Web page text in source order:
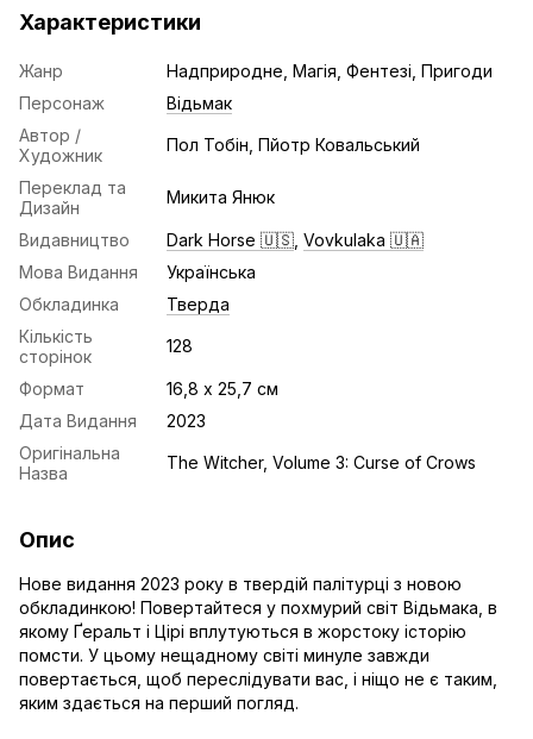
Характеристики
Жанр
Надприродне, Магія, Фентезі, Пригоди
Персонаж
Відьмак
Автор /
Художник
Пол Тобін, Пйотр Ковальський
Переклад та
Дизайн
Микита Янюк
Видавництво Dark Horse 🇺🇸 Vovkulaka 🇺🇦
Мова Видання
Українська
Обкладинка
Тверда
Кількість
сторінок
128
Формат
16,8 х 25,7 см
Дата Видання
2023
Оригінальна
Назва
The Witcher, Volume 3: Curse of Crows
Опис
Нове видання 2023 року в твердій палітурці з новою
обкладинкою! Повертайтеся у похмурий світ Відьмака, в
якому Ґеральт і Цірі вплутуються в жорстоку історію
помсти. У цьому нещадному світі минуле завжди
повертається, щоб переслідувати вас, і ніщо не є таким,
яким здається на перший погляд.